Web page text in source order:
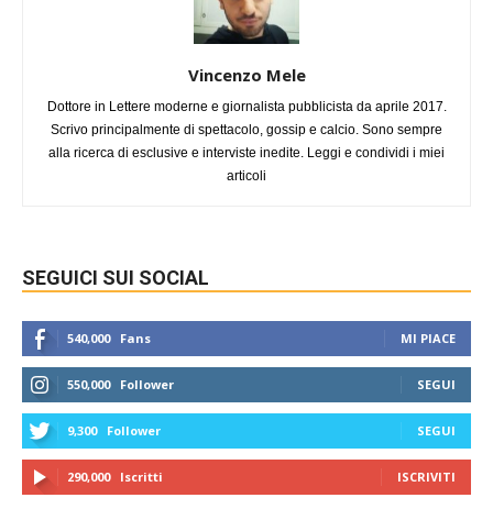
Vincenzo Mele
Dottore in Lettere moderne e giornalista pubblicista da aprile 2017.
Scrivo principalmente di spettacolo, gossip e calcio. Sono sempre
alla ricerca di esclusive e interviste inedite. Leggi e condividi i miei
articoli
SEGUICI SUI SOCIAL
540,000 Fans MI PIACE
550,000 Follower SEGUI
9,300 Follower SEGUI
290,000 Iscritti ISCRIVITI